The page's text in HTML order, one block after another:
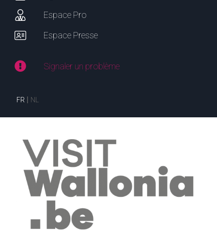
Espace Pro
Espace Presse
Signaler un problème
FR NL